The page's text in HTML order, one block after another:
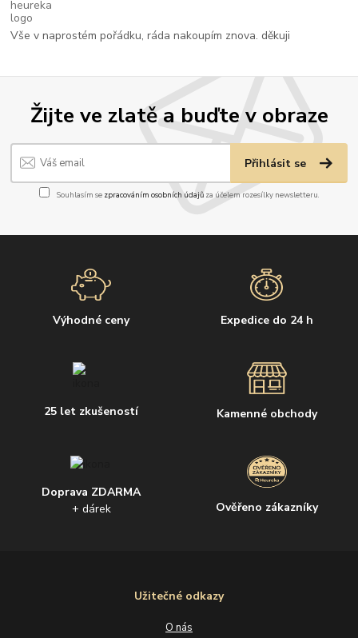
Žijte ve zlatě a buďte v obraze
Přihlásit se
Souhlasím se zpracováním osobních údajůza účelem rozesílky newsletteru.
Výhodné ceny Expedice do 24 h
25 let zkušeností Kamenné obchody
Doprava ZDARMA
+ dárek
Ověřeno zákazníky
Užitečné odkazy
O nás
Vše v naprostém pořádku, ráda nakoupím znova. děkuji